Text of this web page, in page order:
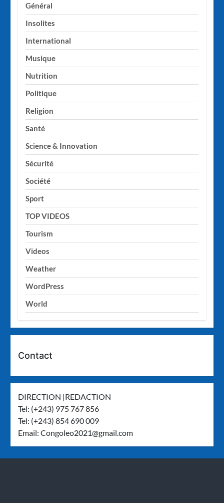
Général
Insolites
International
Musique
Nutrition
Politique
Religion
Santé
Science & Innovation
Sécurité
Société
Sport
TOP VIDEOS
Tourism
Videos
Weather
WordPress
World
Contact
DIRECTION |REDACTION
Tel: (+243) 975 767 856
Tel: (+243) 854 690 009
Email:Congoleo2021@gmail.com